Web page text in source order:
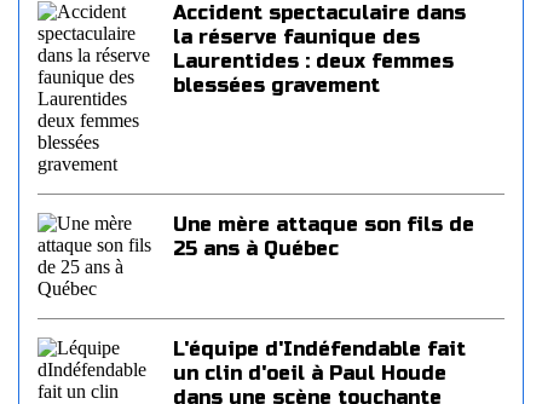
Accident spectaculaire dans
la réserve faunique des
Laurentides : deux femmes
blessées gravement
Une mère attaque son fils de
25 ans à Québec
L'équipe d'Indéfendable fait
un clin d'oeil à Paul Houde
dans une scène touchante